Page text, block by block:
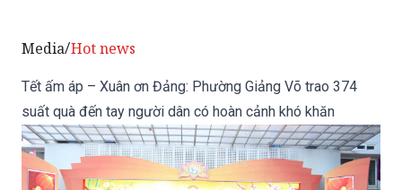
Media/Hot news
Tết ấm áp – Xuân ơn Đảng: Phường Giảng Võ trao 374
suất quà đến tay người dân có hoàn cảnh khó khăn